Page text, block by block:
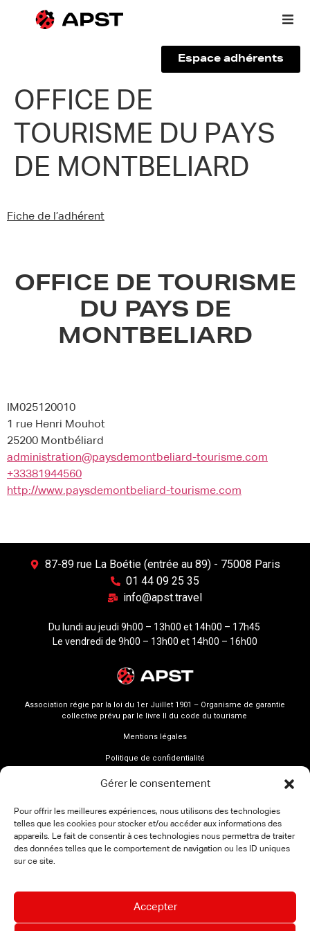
Gérer le consentement
Pour offrir les meilleures expériences, nous utilisons des technologies
telles que les cookies pour stocker et/ou accéder aux informations des
appareils. Le fait de consentir à ces technologies nous permettra de traiter
des données telles que le comportement de navigation ou les ID uniques
sur ce site.
Accepter
Qui sommes-nous ?
Vous êtes un voyageur
Adhérer à l’APST
Espace adhérents
OFFICE DE
TOURISME DU PAYS
DE MONTBELIARD
Fiche de l’adhérent
OFFICE DE TOURISME
DU PAYS DE
MONTBELIARD
IM025120010
1 rue Henri Mouhot
25200 Montbéliard
administration@paysdemontbeliard-tourisme.com
+33381944560
http://www.paysdemontbeliard-tourisme.com
87-89 rue La Boétie (entrée au 89) - 75008 Paris
01 44 09 25 35
info@apst.travel
Du lundi au jeudi 9h00 – 13h00 et 14h00 – 17h45
Le vendredi de 9h00 – 13h00 et 14h00 – 16h00
Association régie par la loi du 1er Juillet 1901 – Organisme de garantie
collective prévu par le livre II du code du tourisme
Mentions légales
Politique de confidentialité